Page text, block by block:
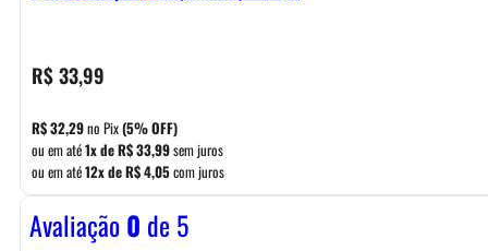
R$33,99
R$32,29no Pix(5% OFF)
ou em até1x deR$33,99sem juros
ou em até12x deR$4,05com juros
Avaliação0 de 5